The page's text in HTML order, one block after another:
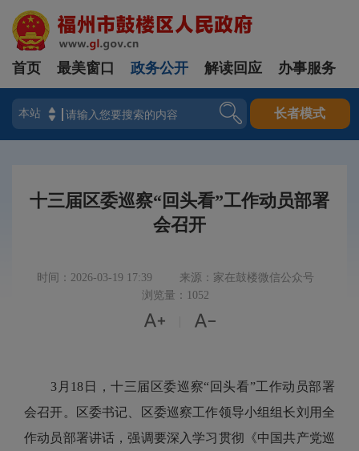
登录
首页 最美窗口 政务公开 解读回应 办事服务
长者模式
十三届区委巡察“回头看”工作动员部署
会召开
时间：2026-03-19 17:39
来源：家在鼓楼微信公众号
浏览量：1052
 
3月18日，十三届区委巡察“回头看”工作动员部署
会召开。区委书记、区委巡察工作领导小组组长刘用全
作动员部署讲话，强调要深入学习贯彻《中国共产党巡